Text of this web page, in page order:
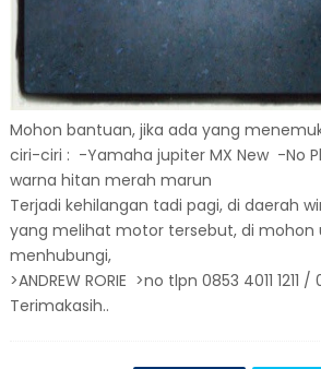
Mohon bantuan, jika ada yang
ciri-ciri : -Yamaha jupiter MX New -No
warna hitan merah marun
Terjadi kehilangan tadi pagi, di daerah
yang melihat motor tersebut, di mohon
menhubungi,
>ANDREW RORIE >no tlpn 0853 4011 1211
Terimakasih..